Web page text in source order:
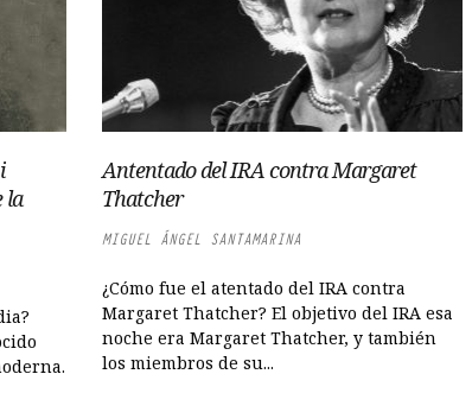
la
Antentado del IRA contra Margaret
Thatcher
MIGUEL ÁNGEL SANTAMARINA
¿Cómo fue el atentado del IRA contra
Margaret Thatcher? El objetivo del IRA esa
noche era Margaret Thatcher, y también
los miembros de su...